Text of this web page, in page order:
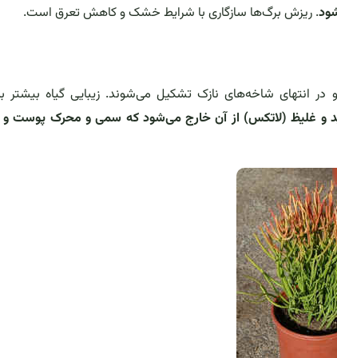
. ریزش برگ‌ها سازگاری با شرایط خشک و کاهش تعرق است.
شاخه‌های نازک تشکیل می‌شوند. زیبایی گیاه بیشتر
و غلیظ (لاتکس) از آن خارج می‌شود که سمی و محرک پوست